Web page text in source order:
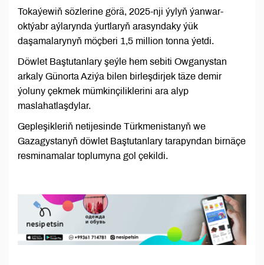
Tokaýewiň sözlerine görä, 2025-nji ýylyň ýanwar-
oktýabr aýlarynda ýurtlaryň arasyndaky ýük
daşamalarynyň möçberi 1,5 million tonna ýetdi.
Döwlet Baştutanlary şeýle hem sebiti Owganystan
arkaly Günorta Aziýa bilen birleşdirjek täze demir
ýoluny çekmek mümkinçiliklerini ara alyp
maslahatlaşdylar.
Gepleşikleriň netijesinde Türkmenistanyň we
Gazagystanyň döwlet Baştutanlary tarapyndan birnäçe
resminamalar toplumyna gol çekildi.